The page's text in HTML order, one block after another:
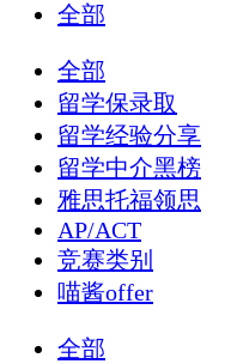
全部
全部
留学保录取
留学经验分享
留学中介黑榜
雅思托福领思
AP/ACT
竞赛类别
喵酱offer
全部